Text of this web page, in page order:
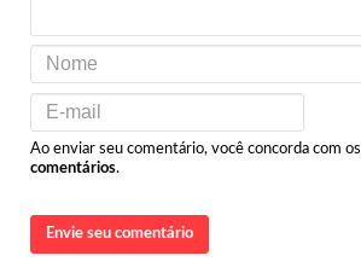
Ao enviar seu comentário, você concorda com os
comentários.
Envie seu comentário